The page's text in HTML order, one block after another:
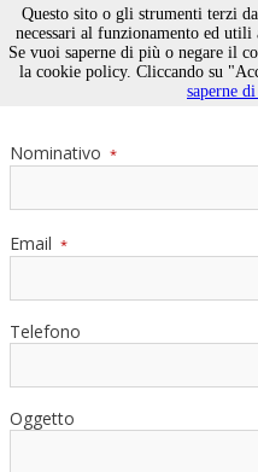
Contatti
Nominativo *
Email *
Telefono
Oggetto
Questo sito o gli strumenti terzi
necessari al funzionamento ed
Se vuoi saperne di più o negare il
la cookie policy. Cliccando su
saperne